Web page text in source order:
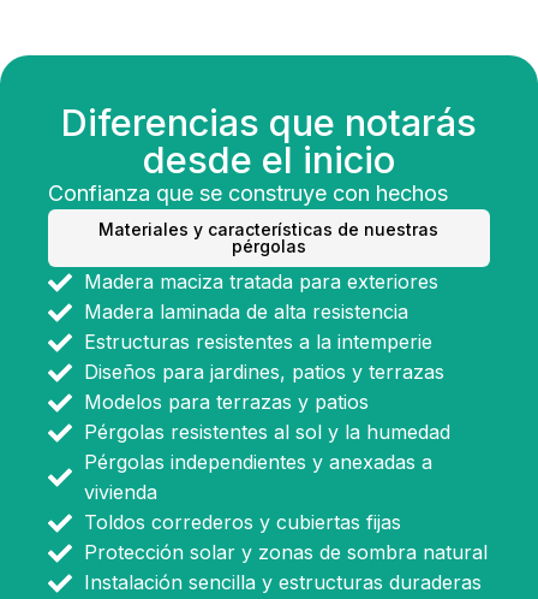
Diferencias que notarás
desde el inicio
Confianza que se construye con hechos
Materiales y características de nuestras
pérgolas
Madera maciza tratada para exteriores
Madera laminada de alta resistencia
Estructuras resistentes a la intemperie
Diseños para jardines, patios y terrazas
Modelos para terrazas y patios
Pérgolas resistentes al sol y la humedad
Pérgolas independientes y anexadas a
vivienda
Toldos correderos y cubiertas fijas
Protección solar y zonas de sombra natural
Instalación sencilla y estructuras duraderas